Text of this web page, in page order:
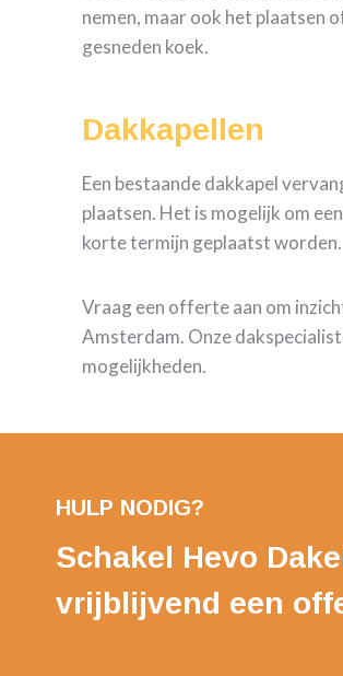
nemen, maar ook het plaatsen
gesneden koek.
Dakkapellen
Een bestaande dakkapel
plaatsen. Het is mogelijk om een
korte termijn geplaatst worden.
Vraag een offerte aan om
Amsterdam. Onze
mogelijkheden.
HULP NODIG?
Schakel Hevo
vrijblijvend een